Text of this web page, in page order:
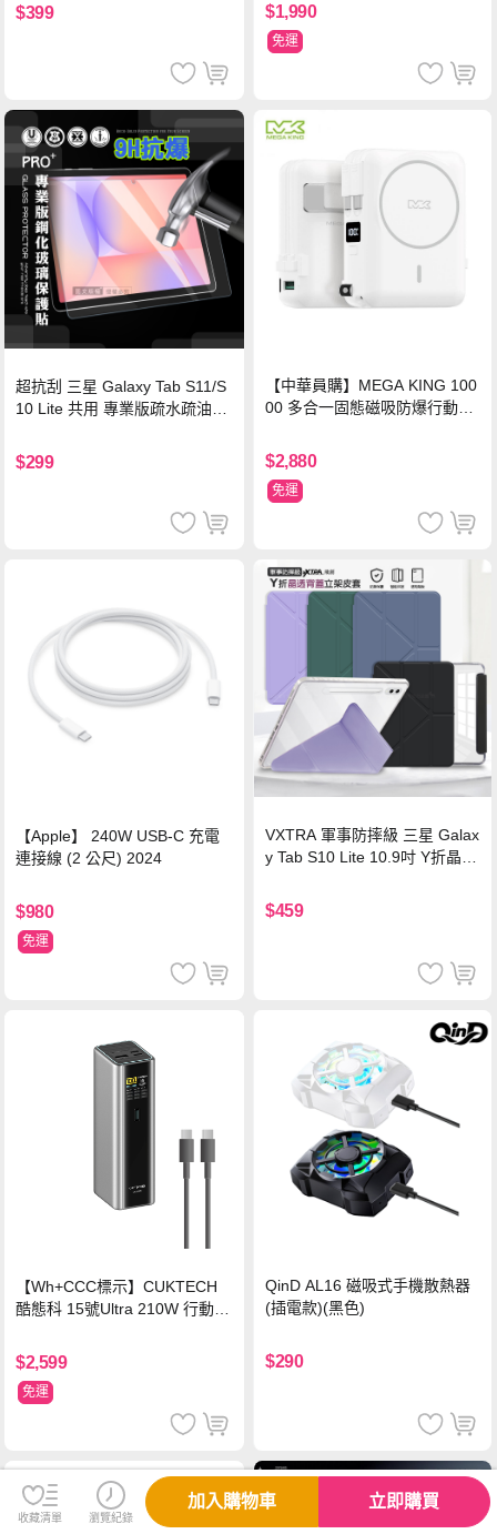
$399 $1,990
免運
超抗刮 三星 Galaxy Tab S11/S
10 Lite 共用 專業版疏水疏油9H
$299
【中華員購】MEGA KING 100
00 多合一固態磁吸防爆行動電
$2,880
免運
【Apple】 240W USB-C 充電
連接線 (2 公尺) 2024
$980
免運
VXTRA 軍事防摔級 三星 Galax
y Tab S10 Lite 10.9吋 Y折晶透
$459
【Wh+CCC標示】CUKTECH
酷態科 15號Ultra 210W 行動電
$2,599
免運
QinD AL16 磁吸式手機散熱器
(插電款)(黑色)
$290
收藏清單 瀏覽紀錄
加入購物車 立即購買